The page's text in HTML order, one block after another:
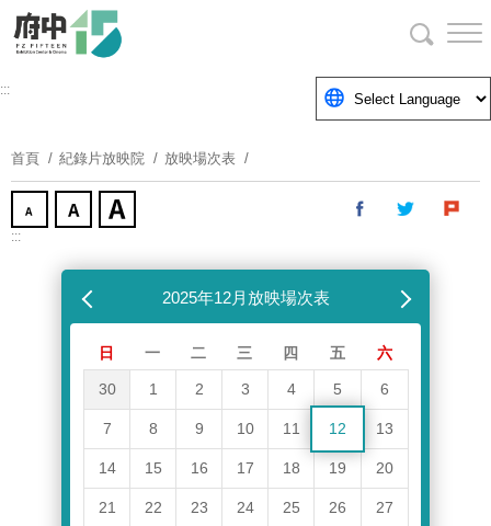
要
塊
:::
首頁 紀錄片放映院 放映場次表
:::
2025年12月放映場次表下個月
日 一 二 三 四 五 六
30 1 2 3 4 5 6
7 8 9 10 11 12 13
14 15 16 17 18 19 20
21 22 23 24 25 26 27